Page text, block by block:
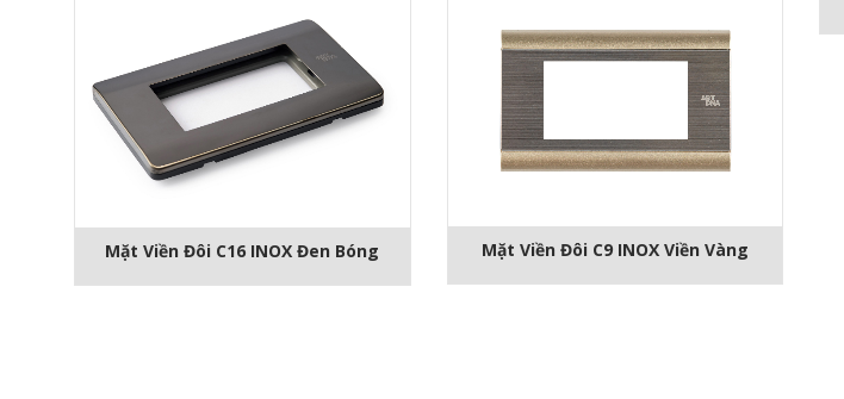
Mặt Viền Đôi C16 INOX Đen Bóng Mặt Viền Đôi C9 INOX Viền Vàng